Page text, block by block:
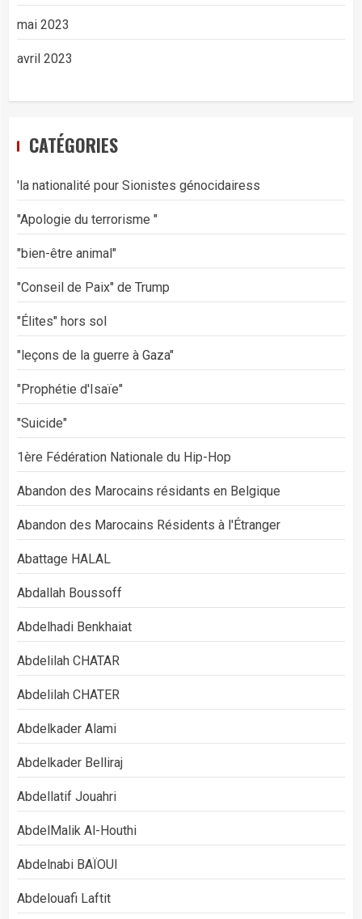
mai 2023
avril 2023
CATÉGORIES
'la nationalité pour Sionistes génocidairess
"Apologie du terrorisme "
"bien-être animal"
"Conseil de Paix" de Trump
"Élites" hors sol
"leçons de la guerre à Gaza"
"Prophétie d'Isaïe"
"Suicide"
1ère Fédération Nationale du Hip-Hop
Abandon des Marocains résidants en Belgique
Abandon des Marocains Résidents à l'Étranger
Abattage HALAL
Abdallah Boussoff
Abdelhadi Benkhaiat
Abdelilah CHATAR
Abdelilah CHATER
Abdelkader Alami
Abdelkader Belliraj
Abdellatif Jouahri
AbdelMalik Al-Houthi
Abdelnabi BAÏOUI
Abdelouafi Laftit